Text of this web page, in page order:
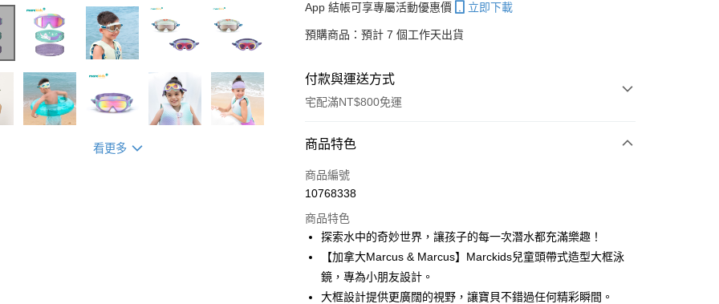
看更多
App 結帳可享專屬活動優惠價 立即下載
預購商品：預計 7 個工作天出貨
付款與運送方式
宅配滿NT$800免運
付款方式
信用卡一次付款
Apple Pay
大哥付你分期
相關說明
【大哥付你分期使用說明】
商品特色
商品編號
10768338
商品特色
探索水中的奇妙世界，讓孩子的每一次潛水都充滿樂趣！
【加拿大Marcus & Marcus】Marckids兒童頭帶式造型大框泳
鏡，專為小朋友設計。
大框設計提供更廣闊的視野，讓寶貝不錯過任何精彩瞬間。